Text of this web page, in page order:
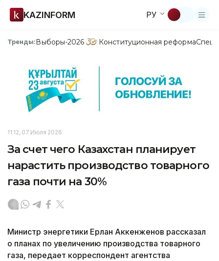
KAZINFORM РУ
Тренды:Выборы-2026 Конституционная реформа
11:12, 07 Июля 2026
За счет чего Казахстан планирует
нарастить производство товарного
газа почти на 30%
Министр энергетики Ерлан Аккенженов рассказал
о планах по увеличению производства товарного
газа, передает корреспондент агентства